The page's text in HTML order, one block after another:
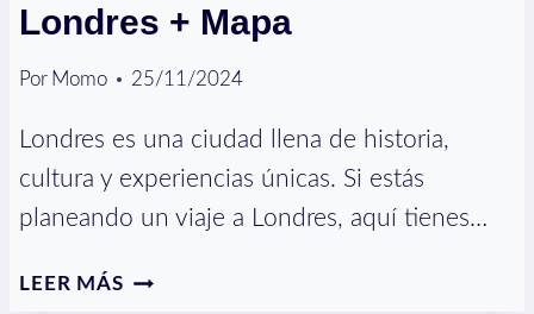
Londres + Mapa
Por Momo 25/11/2024
Londres es una ciudad llena de historia,
cultura y experiencias únicas. Si estás
planeando un viaje a Londres, aquí tienes…
LEER MÁS21